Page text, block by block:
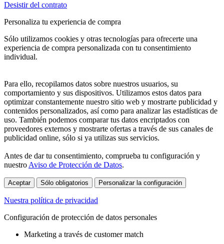
Desistir del contrato
Personaliza tu experiencia de compra
Sólo utilizamos cookies y otras tecnologías para ofrecerte una
experiencia de compra personalizada con tu consentimiento
individual.
Para ello, recopilamos datos sobre nuestros usuarios, su
comportamiento y sus dispositivos. Utilizamos estos datos para
optimizar constantemente nuestro sitio web y mostrarte publicidad y
contenidos personalizados, así como para analizar las estadísticas de
uso. También podemos comparar tus datos encriptados con
proveedores externos y mostrarte ofertas a través de sus canales de
publicidad online, sólo si ya utilizas sus servicios.
Antes de dar tu consentimiento, comprueba tu configuración y
nuestro Aviso de Protección de Datos.
Aceptar Sólo obligatorios Personalizar la configuración
Nuestra política de privacidad
Configuración de protección de datos personales
Marketing a través de customer match